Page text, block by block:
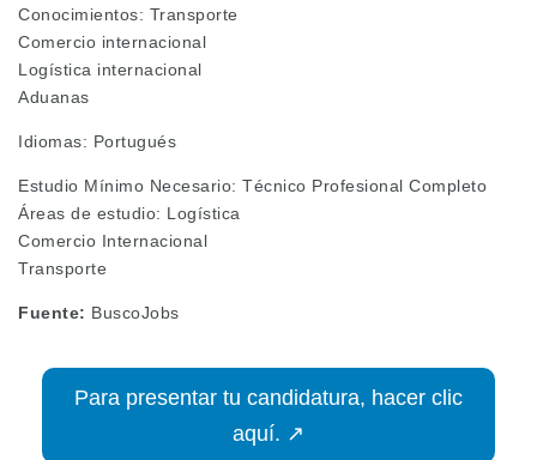
Conocimientos: Transporte
Comercio internacional
Logística internacional
Aduanas
Idiomas: Portugués
Estudio Mínimo Necesario: Técnico Profesional Completo
Áreas de estudio: Logística
Comercio Internacional
Transporte
Fuente: BuscoJobs
Para presentar tu candidatura, hacer clic
aquí. ↗